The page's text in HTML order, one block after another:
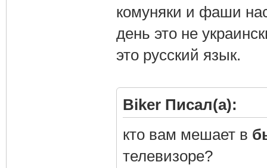
комуняки и фаши
день это не
это русский язык.
Biker Писал(а):
кто вам мешает в
телевизоре?